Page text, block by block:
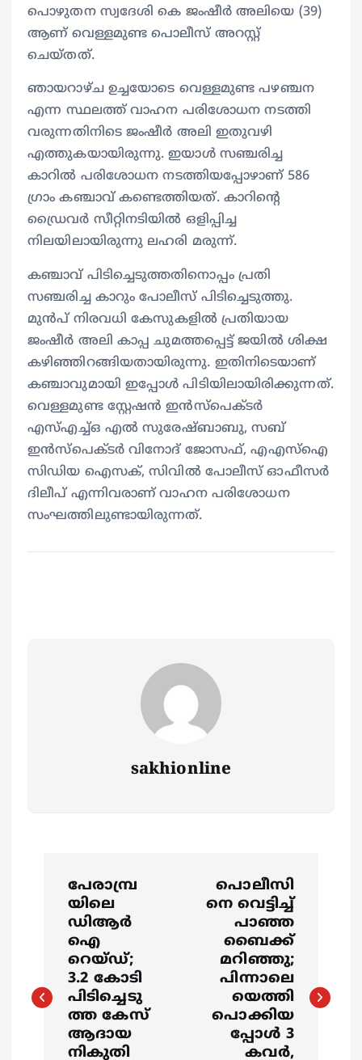
പൊഴുതന സ്വദേശി കെ ജംഷീര്‍ അലിയെ (39)
ആണ് വെള്ളമുണ്ട പൊലീസ് അറസ്റ്റ്
ചെയ്തത്.
ഞായറാഴ്ച ഉച്ചയോടെ വെള്ളമുണ്ട പഴഞ്ചന
എന്ന സ്ഥലത്ത് വാഹന പരിശോധന നടത്തി
വരുന്നതിനിടെ ജംഷീര്‍ അലി ഇതുവഴി
എത്തുകയായിരുന്നു. ഇയാള്‍ സഞ്ചരിച്ച
കാറില്‍ പരിശോധന നടത്തിയപ്പോഴാണ് 586
ഗ്രാം കഞ്ചാവ് കണ്ടെത്തിയത്. കാറിന്റെ
ഡ്രൈവര്‍ സീറ്റിനടിയില്‍ ഒളിപ്പിച്ച
നിലയിലായിരുന്നു ലഹരി മരുന്ന്.
കഞ്ചാവ് പിടിച്ചെടുത്തതിനൊപ്പം പ്രതി
സഞ്ചരിച്ച കാറും പോലീസ് പിടിച്ചെടുത്തു.
മുന്‍പ് നിരവധി കേസുകളില്‍ പ്രതിയായ
ജംഷീര്‍ അലി കാപ്പ ചുമത്തപ്പെട്ട് ജയില്‍ ശിക്ഷ
കഴിഞ്ഞിറങ്ങിയതായിരുന്നു. ഇതിനിടെയാണ്
കഞ്ചാവുമായി ഇപ്പോള്‍ പിടിയിലായിരിക്കുന്നത്.
വെള്ളമുണ്ട സ്റ്റേഷന്‍ ഇന്‍സ്പെക്ടര്‍
എസ്എച്ച്ഒ എല്‍ സുരേഷ്ബാബു, സബ്
ഇന്‍സ്പെക്ടര്‍ വിനോദ് ജോസഫ്, എഎസ്ഐ
സിഡിയ ഐസക്, സിവില്‍ പോലീസ് ഓഫീസര്‍
ദിലീപ് എന്നിവരാണ് വാഹന പരിശോധന
സംഘത്തിലുണ്ടായിരുന്നത്.
sakhionline
t
പേരാമ്പ്ര
യിലെ
ഡിആർ
ഐ
റെയ്‌ഡ്;
3.2 കോടി
പിടിച്ചെടു
ത്ത കേസ്
ആദായ
നികുതി
പൊലീസി
നെ വെട്ടിച്ച്
പാഞ്ഞ
ബൈക്ക്
മറിഞ്ഞു;
പിന്നാലെ
യെത്തി
പൊക്കിയ
പ്പോൾ 3
കവർ,